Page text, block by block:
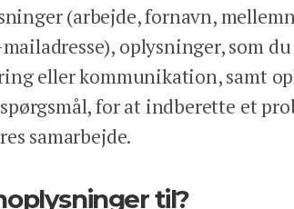
(arbejde, fornavn,
oplysninger, som
eller kommunikation, samt
for at indberette et
samarbejde.
til?